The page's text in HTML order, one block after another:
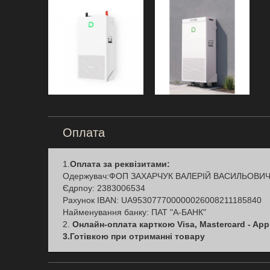
Оплата
1.Оплата за реквізитами:
Одержувач:ФОП ЗАХАРЧУК ВАЛЕРІЙ ВАСИЛЬОВИЧ
Єдрпоу: 2383006534
Рахунок IBAN: UA953077700000026008211185840
Найменування банку: ПАТ "А-БАНК"
2.Онлайн-оплата карткою Visa, Mastercard -
3.Готівкою при отриманні товару